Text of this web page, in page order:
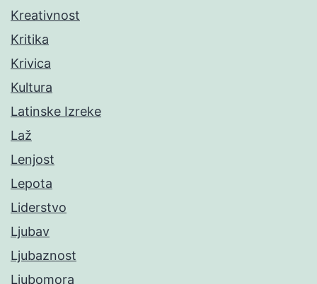
Kreativnost
Kritika
Krivica
Kultura
Latinske Izreke
Laž
Lenjost
Lepota
Liderstvo
Ljubav
Ljubaznost
Ljubomora